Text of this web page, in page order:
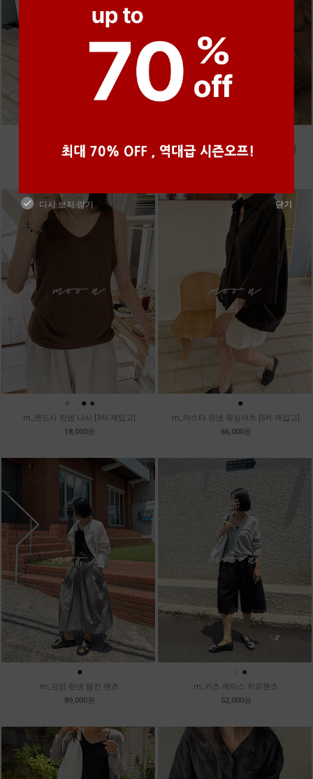
m_토가 하프 레이스티
m_샤벳 스트링 원피스 [2차 재입고]
● ● ●
m_멘도사 린넨 나시 [3차 재입고]
18,000원
●
m_마스타 린넨 워싱셔츠 [5차 재입고]
66,000원
●
m_깅엄 린넨 펌킨 팬츠
89,000원
●
m_키츠 레이스 하프팬츠
52,000원
다시 보지 않기 닫기